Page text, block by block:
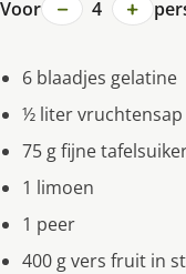
Voor − 4 +
6 blaadjes gelatine
½ liter vruchtensap
75 g fijne
1 limoen
1 peer
400 g vers fruit in